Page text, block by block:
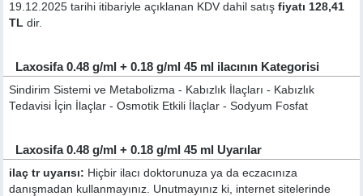
19.12.2025 tarihi itibariyle açıklanan KDV dahil satışfiyatı 128,41
TL dir.
Laxosifa 0.48 g/ml + 0.18 g/ml 45 ml ilacının Kategorisi
Sindirim Sistemi ve Metabolizma - Kabızlık İlaçları - Kabızlık
Tedavisi İçin İlaçlar - Osmotik Etkili İlaçlar - Sodyum Fosfat
Laxosifa 0.48 g/ml + 0.18 g/ml 45 ml Uyarılar
ilaç tr uyarısı: Hiçbir ilacı doktorunuza ya da eczacınıza
danışmadan kullanmayınız. Unutmayınız ki, internet sitelerinde